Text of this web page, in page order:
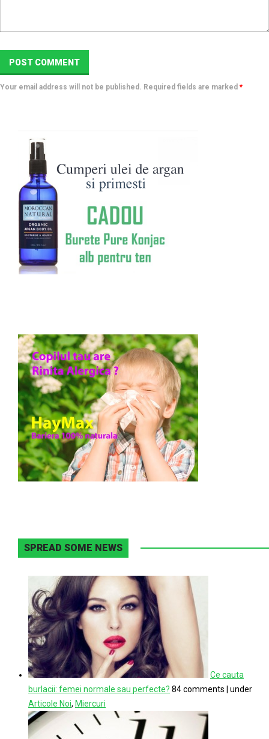
Your email address will not be published. Required fields are marked *
SPREAD SOME NEWS
Ce cauta
burlacii: femei normale sau perfecte? 84 comments
under
Articole Noi, Miercuri